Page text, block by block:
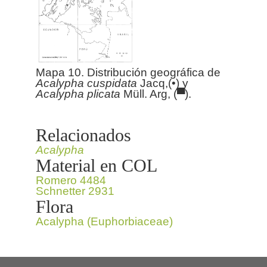
Mapa 10. Distribución geográfica de
Acalypha cuspidata Jacq,(•) y
Acalypha plicata Müll. Arg, (▀).
Relacionados
Acalypha
Material en COL
Romero 4484
Schnetter 2931
Flora
Acalypha (Euphorbiaceae)